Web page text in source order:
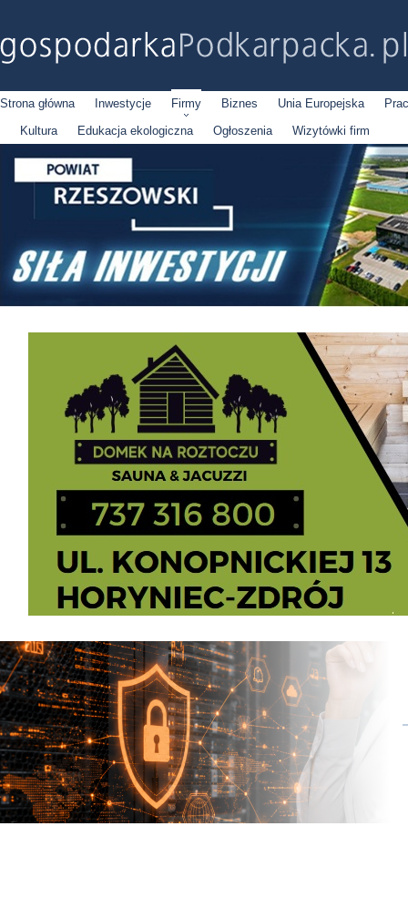
Strona główna Inwestycje Firmy Biznes Unia Europejska
Kultura
Edukacja ekologiczna Ogłoszenia Wizytówki firm